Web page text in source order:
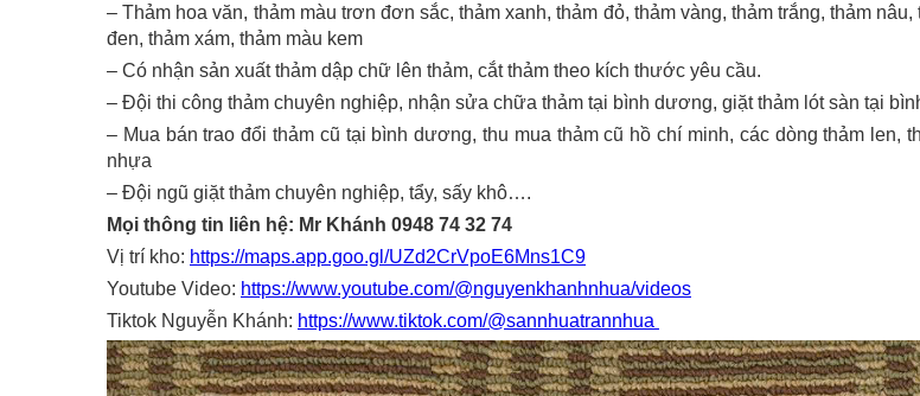
– Thảm hoa văn, thảm màu trơn đơn sắc, thảm xanh, thảm đỏ, thảm vàng, thảm trắng, thảm nâu,
đen, thảm xám, thảm màu kem
– Có nhận sản xuất thảm dập chữ lên thảm, cắt thảm theo kích thước yêu cầu.
– Đội thi công thảm chuyên nghiệp, nhận sửa chữa thảm tại bình dương, giặt thảm lót sàn tại
– Mua bán trao đổi thảm cũ tại bình dương, thu mua thảm cũ hồ chí minh, các dòng thảm len,
nhựa
– Đội ngũ giặt thảm chuyên nghiệp, tẩy, sấy khô….
Mọi thông tin liên hệ: Mr Khánh 0948 74 32 74
Vị trí kho: https://maps.app.goo.gl/UZd2CrVpoE6Mns1C9
Youtube Video: https://www.youtube.com/@nguyenkhanhnhua/videos
Tiktok Nguyễn Khánh: https://www.tiktok.com/@sannhuatrannhua